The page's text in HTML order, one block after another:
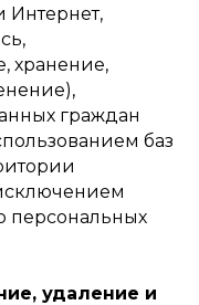
Интернет,
хранение,
граждан
баз
персональных
удаление и